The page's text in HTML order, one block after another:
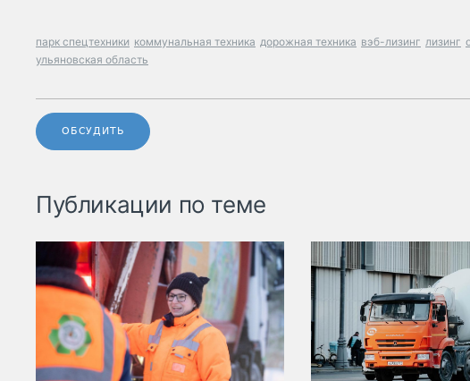
парк спецтехники коммунальная техника дорожная техника вэб-лизинг лизинг
ульяновская область
ОБСУДИТЬ
Публикации по теме